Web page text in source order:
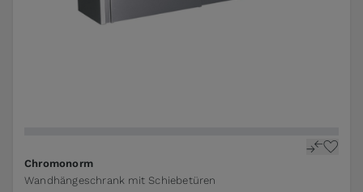
Chromonorm
Wandhängeschrank mit Schiebetüren
The price depends on the options chosen on the